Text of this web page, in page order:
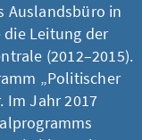
Auslandsbüro in
Leitung der
(2012–2015).
„Politischer
Im Jahr 2017